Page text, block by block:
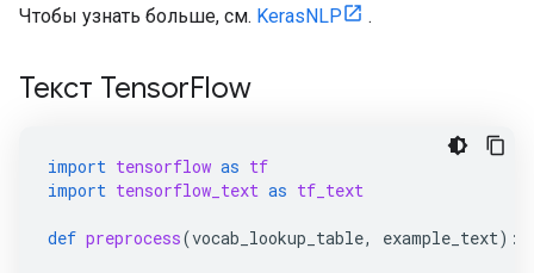
Чтобы узнать больше, см. KerasNLP .
Текст TensorFlow
import tensorflow as tf
import tensorflow_text as tf_text
def preprocess(vocab_lookup_table, example_text):